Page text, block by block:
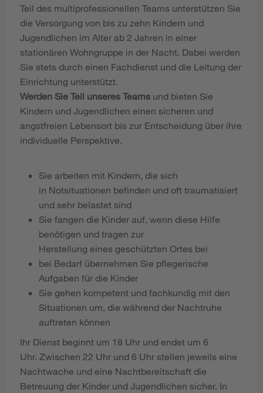
Teil des multiprofessionellen Teams unterstützen Sie
die Versorgung von bis zu zehn Kindern und
Jugendlichen im Alter ab 2 Jahren in einer
stationären Wohngruppe in der Nacht. Dabei werden
Sie stets durch einen Fachdienst und die Leitung der
Einrichtung unterstützt.
Werden Sie Teil unseres Teams und bieten Sie
Kindern und Jugendlichen einen sicheren und
angstfreien Lebensort bis zur Entscheidung über ihre
individuelle Perspektive.
Sie arbeiten mit Kindern, die sich
in Notsituationen befinden und oft traumatisiert
und sehr belastet sind
Sie fangen die Kinder auf, wenn diese Hilfe
benötigen und tragen zur
Herstellung eines geschützten Ortes bei
bei Bedarf übernehmen Sie pflegerische
Aufgaben für die Kinder
Sie gehen kompetent und fachkundig mit den
Situationen um, die während der Nachtruhe
auftreten können
Ihr Dienst beginnt um 18 Uhr und endet um 6
Uhr. Zwischen 22 Uhr und 6 Uhr stellen jeweils eine
Nachtwache und eine Nachtbereitschaft die
Betreuung der Kinder und Jugendlichen sicher. In